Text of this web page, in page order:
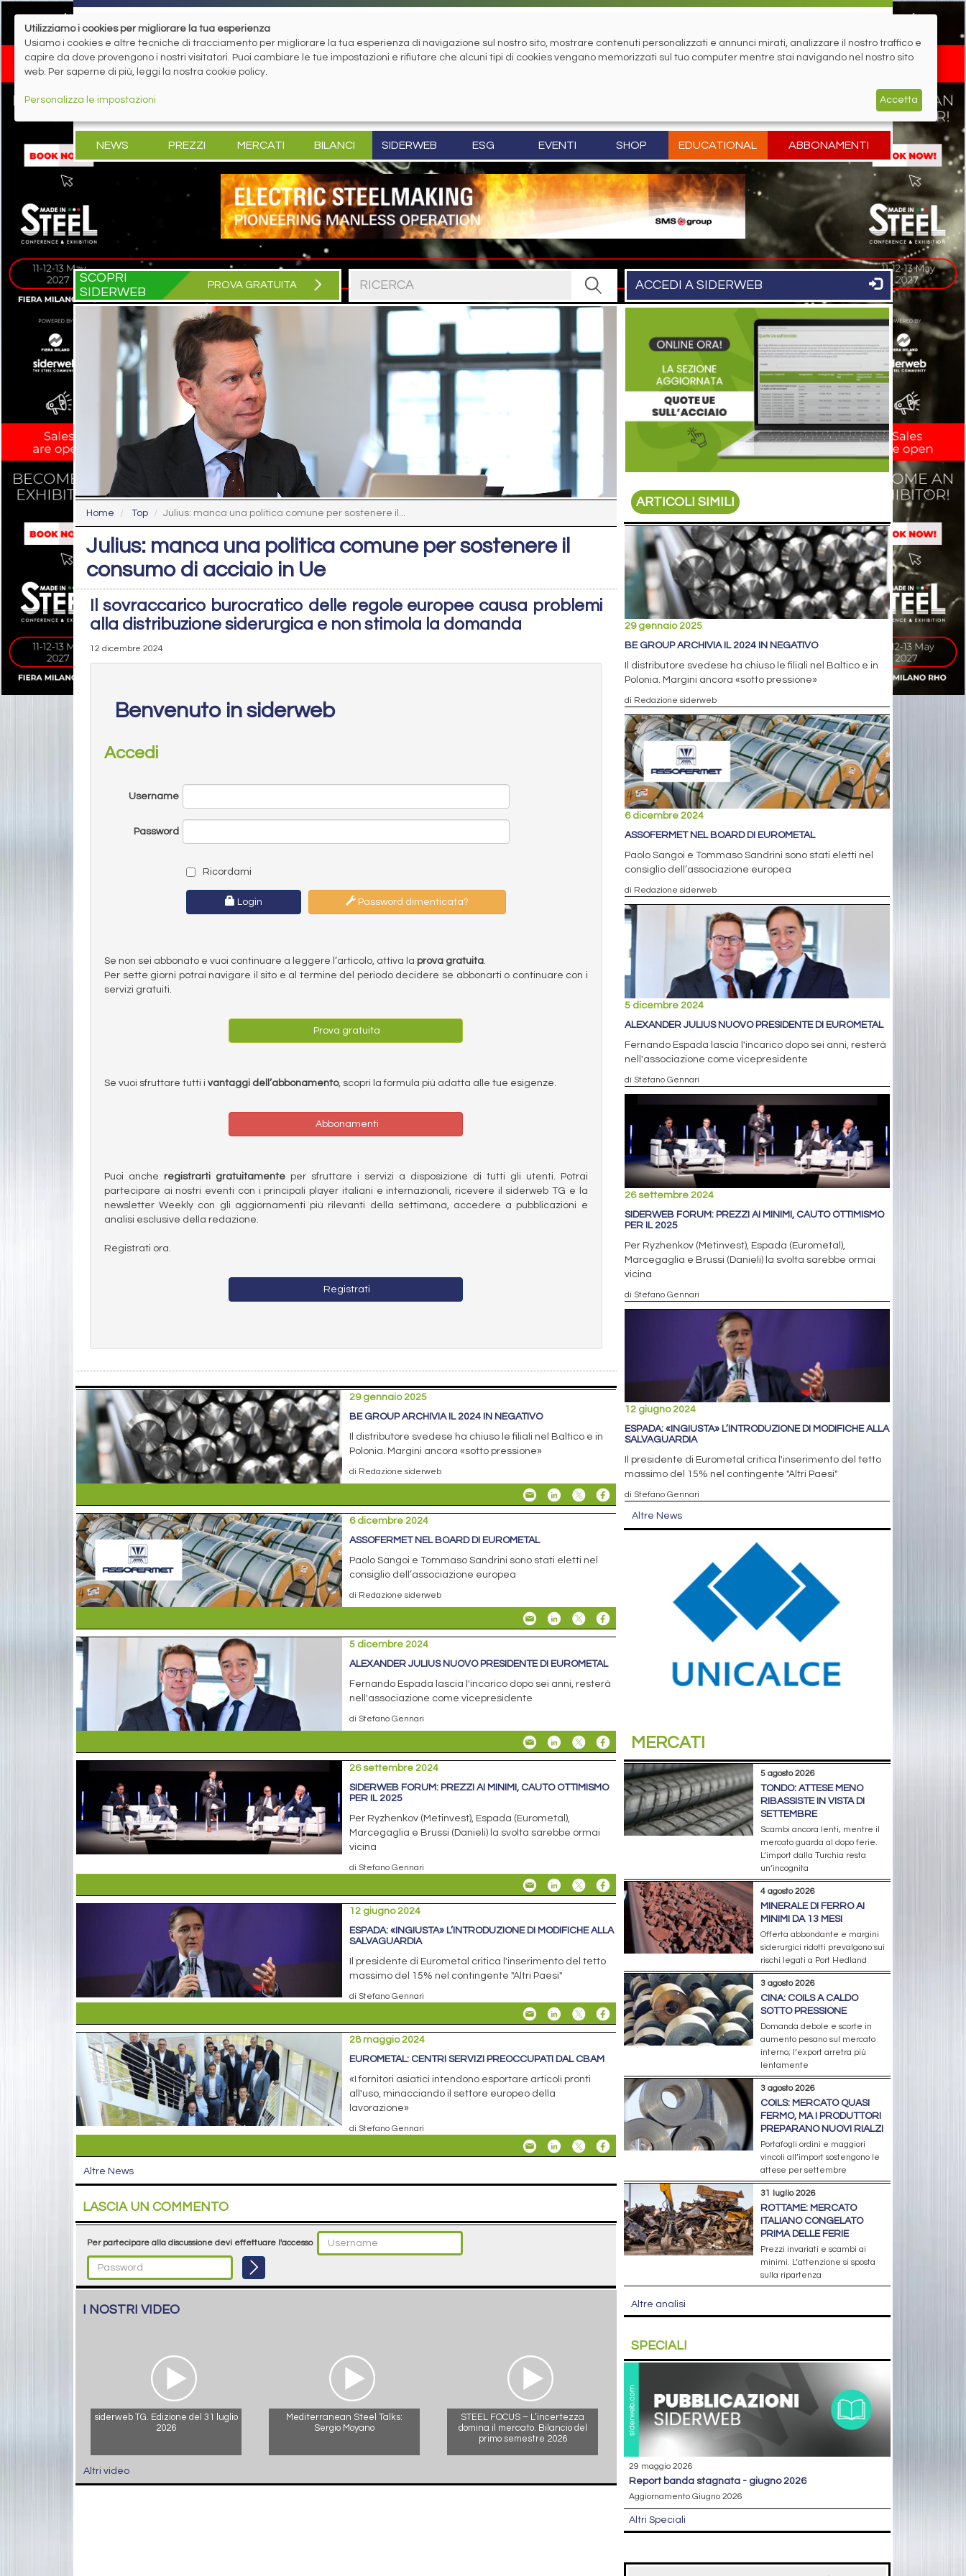
NEWS PREZZI MERCATI BILANCI SIDERWEB ESG EVENTI SHOP EDUCATIONAL ABBONAMENTI
SCOPRI
SIDERWEB
PROVA GRATUITA ACCEDI A SIDERWEB
Home Top Julius: manca una politica comune per sostenere il...
Julius: manca una politica comune per sostenere il
consumo di acciaio in Ue
Il sovraccarico burocratico delle regole europee causa problemi
alla distribuzione siderurgica e non stimola la domanda
12 dicembre 2024
Benvenuto in siderweb
Accedi
Username
Password
Ricordami
Login Password dimenticata?
Se non sei abbonato e vuoi continuare a leggere l’articolo, attiva la prova gratuita.
Per sette giorni potrai navigare il sito e al termine del periodo decidere se abbonarti o continuare con i
servizi gratuiti.
Prova gratuita
Se vuoi sfruttare tutti i vantaggi dell’abbonamento, scopri la formula più adatta alle tue esigenze.
Abbonamenti
Puoi anche registrarti gratuitamenteper sfruttare i servizi a disposizione di tutti gli utenti. Potrai
partecipare ai nostri eventi con i principali player italiani e internazionali, ricevere il siderweb TG e la
newsletter Weekly con gli aggiornamenti più rilevanti della settimana, accedere a pubblicazioni e
analisi esclusive della redazione.
Registrati ora.
Registrati
29 gennaio 2025
BE GROUP ARCHIVIA IL 2024 IN NEGATIVO
Il distributore svedese ha chiuso le filiali nel Baltico e in
Polonia. Margini ancora «sotto pressione»
di Redazione siderweb
6 dicembre 2024
ASSOFERMET NEL BOARD DI EUROMETAL
Paolo Sangoi e Tommaso Sandrini sono stati eletti nel
consiglio dell’associazione europea
di Redazione siderweb
5 dicembre 2024
ALEXANDER JULIUS NUOVO PRESIDENTE DI EUROMETAL
Fernando Espada lascia l'incarico dopo sei anni, resterà
nell'associazione come vicepresidente
di Stefano Gennari
26 settembre 2024
SIDERWEB FORUM: PREZZI AI MINIMI, CAUTO OTTIMISMO
PER IL 2025
Per Ryzhenkov (Metinvest), Espada (Eurometal),
Marcegaglia e Brussi (Danieli) la svolta sarebbe ormai
vicina
di Stefano Gennari
12 giugno 2024
ESPADA: «INGIUSTA» L’INTRODUZIONE DI MODIFICHE ALLA
SALVAGUARDIA
Il presidente di Eurometal critica l'inserimento del tetto
massimo del 15% nel contingente "Altri Paesi"
di Stefano Gennari
28 maggio 2024
EUROMETAL: CENTRI SERVIZI PREOCCUPATI DAL CBAM
«I fornitori asiatici intendono esportare articoli pronti
all'uso, minacciando il settore europeo della
lavorazione»
di Stefano Gennari
Altre News
LASCIA UN COMMENTO
Per partecipare alla discussione devi effettuare l'accesso
I NOSTRI VIDEO
siderweb TG. Edizione del 31 luglio
2026
Mediterranean Steel Talks:
Sergio Moyano
STEEL FOCUS – L’incertezza
domina il mercato. Bilancio del
primo semestre 2026
Altri video
ARTICOLI SIMILI
29 gennaio 2025
BE GROUP ARCHIVIA IL 2024 IN NEGATIVO
Il distributore svedese ha chiuso le filiali nel Baltico e in
Polonia. Margini ancora «sotto pressione»
di Redazione siderweb
6 dicembre 2024
ASSOFERMET NEL BOARD DI EUROMETAL
Paolo Sangoi e Tommaso Sandrini sono stati eletti nel
consiglio dell’associazione europea
di Redazione siderweb
5 dicembre 2024
ALEXANDER JULIUS NUOVO PRESIDENTE DI EUROMETAL
Fernando Espada lascia l'incarico dopo sei anni, resterà
nell'associazione come vicepresidente
di Stefano Gennari
26 settembre 2024
SIDERWEB FORUM: PREZZI AI MINIMI, CAUTO OTTIMISMO
PER IL 2025
Per Ryzhenkov (Metinvest), Espada (Eurometal),
Marcegaglia e Brussi (Danieli) la svolta sarebbe ormai
vicina
di Stefano Gennari
12 giugno 2024
ESPADA: «INGIUSTA» L’INTRODUZIONE DI MODIFICHE ALLA
SALVAGUARDIA
Il presidente di Eurometal critica l'inserimento del tetto
massimo del 15% nel contingente "Altri Paesi"
di Stefano Gennari
Altre News
MERCATI
5 agosto 2026
TONDO: ATTESE MENO
RIBASSISTE IN VISTA DI
SETTEMBRE
Scambi ancora lenti, mentre il
mercato guarda al dopo ferie.
L’import dalla Turchia resta
un’incognita
4 agosto 2026
MINERALE DI FERRO AI
MINIMI DA 13 MESI
Offerta abbondante e margini
siderurgici ridotti prevalgono sui
rischi legati a Port Hedland
3 agosto 2026
CINA: COILS A CALDO
SOTTO PRESSIONE
Domanda debole e scorte in
aumento pesano sul mercato
interno; l’export arretra più
lentamente
3 agosto 2026
COILS: MERCATO QUASI
FERMO, MA I PRODUTTORI
PREPARANO NUOVI RIALZI
Portafogli ordini e maggiori
vincoli all’import sostengono le
attese per settembre
31 luglio 2026
ROTTAME: MERCATO
ITALIANO CONGELATO
PRIMA DELLE FERIE
Prezzi invariati e scambi ai
minimi. L’attenzione si sposta
sulla ripartenza
Altre analisi
SPECIALI
29 maggio 2026
report banda stagnata - giugno 2026
Aggiornamento Giugno 2026
Altri Speciali
Utilizziamo i cookies per migliorare la tua esperienza
Usiamo i cookies e altre tecniche di tracciamento per migliorare la tua esperienza di navigazione sul nostro sito, mostrare contenuti personalizzati e annunci mirati, analizzare il nostro traffico e
capire da dove provengono i nostri visitatori. Puoi cambiare le tue impostazioni e rifiutare che alcuni tipi di cookies vengano memorizzati sul tuo computer mentre stai navigando nel nostro sito
web. Per saperne di più, leggi la nostra cookie policy.
Personalizza le impostazioni Accetta